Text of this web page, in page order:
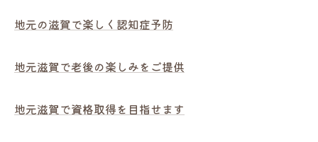
地元の滋賀で楽しく認知症予防
地元滋賀で老後の楽しみをご提供
地元滋賀で資格取得を目指せます